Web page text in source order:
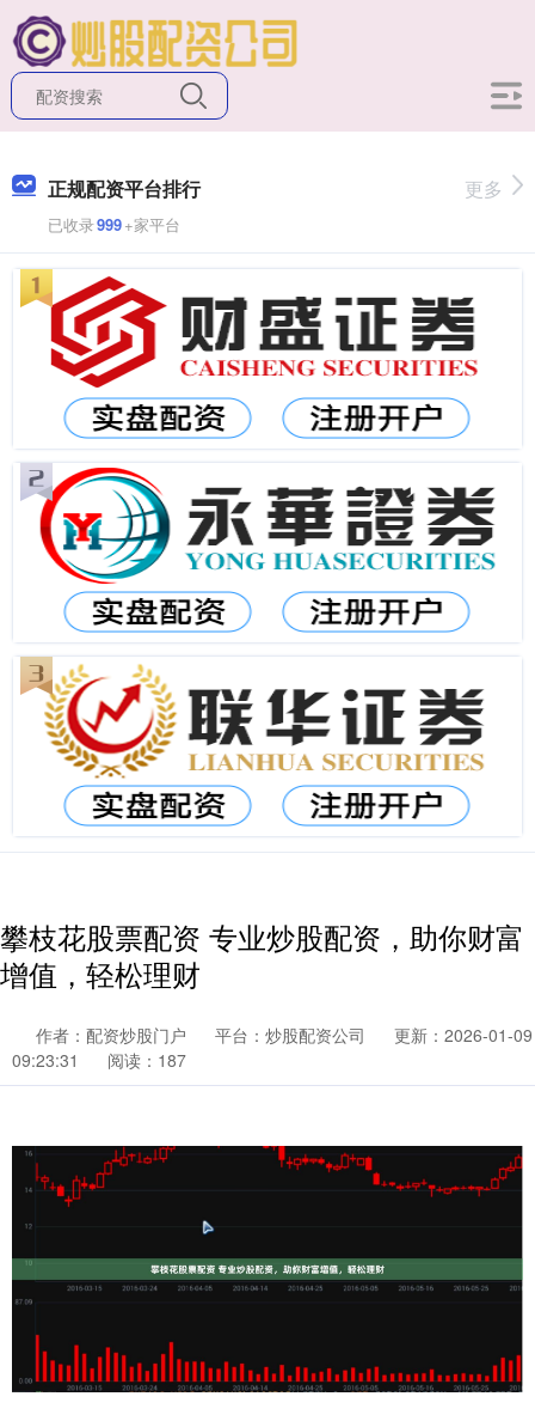
正规配资平台排行
已收录999+家平台
更多
攀枝花股票配资 专业炒股配资，助你财富
增值，轻松理财
作者：配资炒股门户 平台：炒股配资公司
更新：2026-01-09
09:23:31
阅读：187